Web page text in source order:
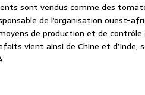
sont vendus comme des
de l’organisation ouest-
de production et de
vient ainsi de Chine et d’Inde,